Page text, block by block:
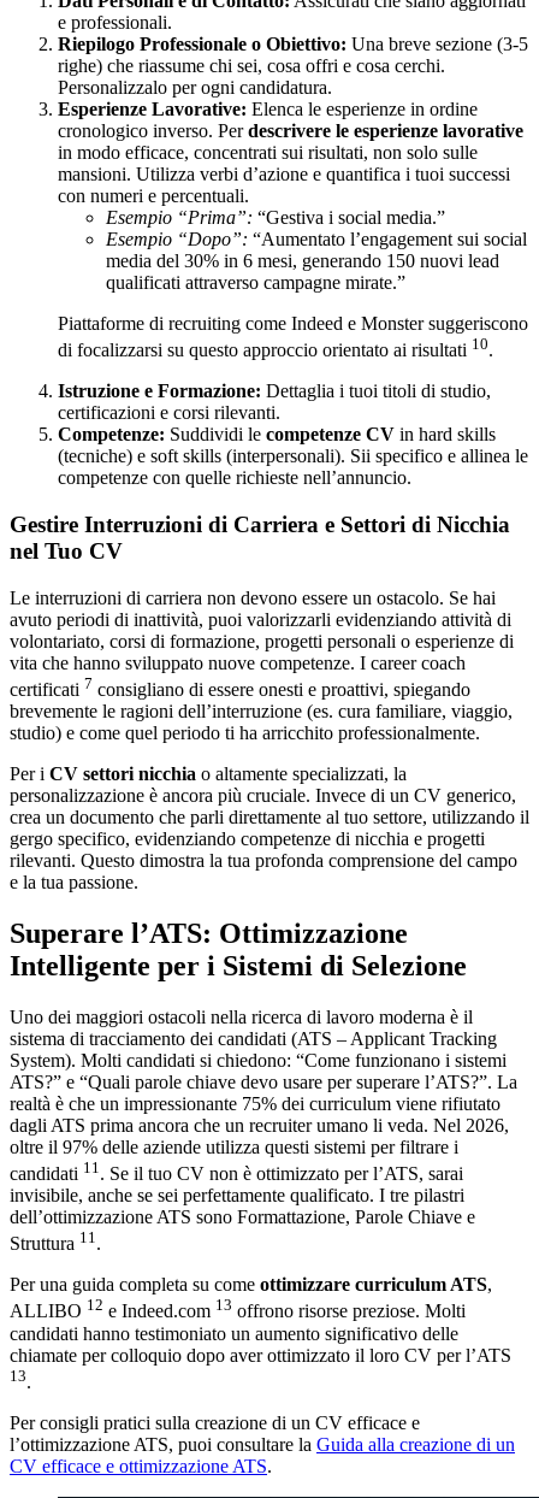
e professionali.
Riepilogo Professionale o Obiettivo: Una breve sezione (3-5
righe) che riassume chi sei, cosa offri e cosa cerchi.
Personalizzalo per ogni candidatura.
Esperienze Lavorative: Elenca le esperienze in ordine
cronologico inverso. Perdescrivere le esperienze lavorative
in modo efficace, concentrati sui risultati, non solo sulle
mansioni. Utilizza verbi d’azione e quantifica i tuoi successi
con numeri e percentuali.
Esempio “Prima”: “Gestiva i social media.”
Esempio “Dopo”: “Aumentato l’engagement sui social
media del 30% in 6 mesi, generando 150 nuovi lead
qualificati attraverso campagne mirate.”
Piattaforme di recruiting come Indeed e Monster suggeriscono
di focalizzarsi su questo approccio orientato ai risultati 10.
Istruzione e Formazione: Dettaglia i tuoi titoli di studio,
certificazioni e corsi rilevanti.
Competenze: Suddividi le competenze CV in hard skills
(tecniche) e soft skills (interpersonali). Sii specifico e allinea le
competenze con quelle richieste nell’annuncio.
Gestire Interruzioni di Carriera e Settori di Nicchia
nel Tuo CV
Le interruzioni di carriera non devono essere un ostacolo. Se hai
avuto periodi di inattività, puoi valorizzarli evidenziando attività di
volontariato, corsi di formazione, progetti personali o esperienze di
vita che hanno sviluppato nuove competenze. I career coach
certificati 7 consigliano di essere onesti e proattivi, spiegando
brevemente le ragioni dell’interruzione (es. cura familiare, viaggio,
studio) e come quel periodo ti ha arricchito professionalmente.
Per i CV settori nicchia o altamente specializzati, la
personalizzazione è ancora più cruciale. Invece di un CV generico,
crea un documento che parli direttamente al tuo settore, utilizzando il
gergo specifico, evidenziando competenze di nicchia e progetti
rilevanti. Questo dimostra la tua profonda comprensione del campo
e la tua passione.
Superare l’ATS: Ottimizzazione
Intelligente per i Sistemi di Selezione
Uno dei maggiori ostacoli nella ricerca di lavoro moderna è il
sistema di tracciamento dei candidati (ATS – Applicant Tracking
System). Molti candidati si chiedono: “Come funzionano i sistemi
ATS?” e “Quali parole chiave devo usare per superare l’ATS?”. La
realtà è che un impressionante 75% dei curriculum viene rifiutato
dagli ATS prima ancora che un recruiter umano li veda. Nel 2026,
oltre il 97% delle aziende utilizza questi sistemi per filtrare i
candidati 11 . Se il tuo CV non è ottimizzato per l’ATS, sarai
invisibile, anche se sei perfettamente qualificato. I tre pilastri
dell’ottimizzazione ATS sono Formattazione, Parole Chiave e
Struttura 11.
Per una guida completa su come ottimizzare curriculum ATS,
ALLIBO 12 e Indeed.com 13 offrono risorse preziose. Molti
candidati hanno testimoniato un aumento significativo delle
chiamate per colloquio dopo aver ottimizzato il loro CV per l’ATS
13.
Per consigli pratici sulla creazione di un CV efficace e
l’ottimizzazione ATS, puoi consultare la Guida alla creazione di un
CV efficace e ottimizzazione ATS.